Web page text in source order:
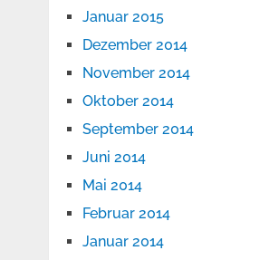
Januar 2015
Dezember 2014
November 2014
Oktober 2014
September 2014
Juni 2014
Mai 2014
Februar 2014
Januar 2014